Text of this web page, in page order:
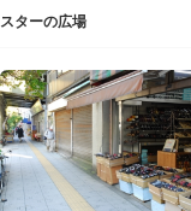
スターの広場